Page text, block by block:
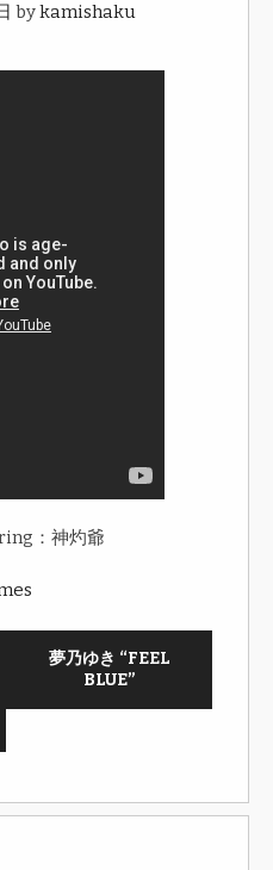
bykamishaku
：神灼爺
夢乃ゆき “FEEL
BLUE”